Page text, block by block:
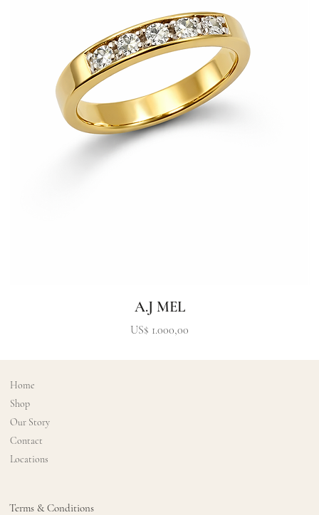
A.J MEL
Precio
US$ 1.000,00
Home
Shop
Our Story
Contact
Locations
Terms & Conditions